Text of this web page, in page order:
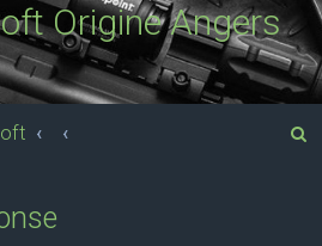
Origine Angers